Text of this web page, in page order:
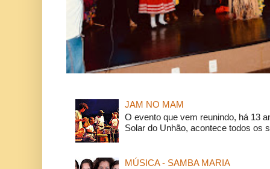
JAM NO MAM
O evento que vem reunindo, há 13
Solar do Unhão, acontece todos os
MÚSICA - SAMBA MARIA